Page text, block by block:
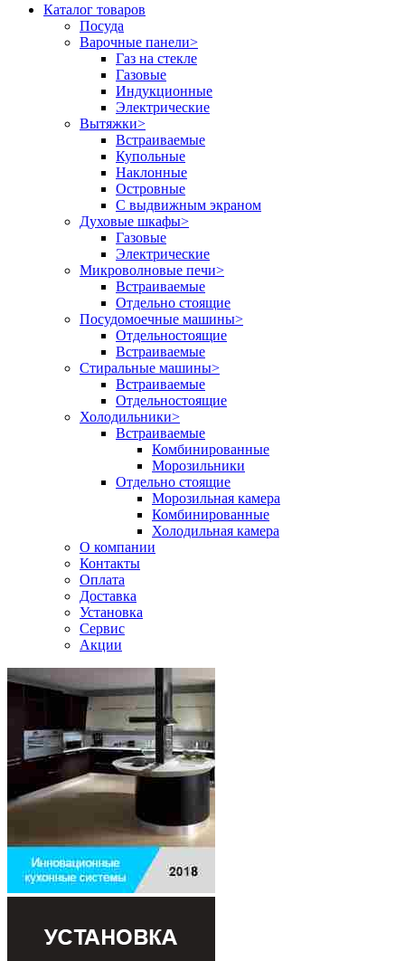
Каталог товаров
Посуда
Варочные панели>
Газ на стекле
Газовые
Индукционные
Электрические
Вытяжки>
Встраиваемые
Купольные
Наклонные
Островные
С выдвижным экраном
Духовые шкафы>
Газовые
Электрические
Микроволновые печи>
Встраиваемые
Отдельно стоящие
Посудомоечные машины>
Отдельностоящие
Встраиваемые
Стиральные машины>
Встраиваемые
Отдельностоящие
Холодильники>
Встраиваемые
Комбинированные
Морозильники
Отдельно стоящие
Морозильная камера
Комбинированные
Холодильная камера
О компании
Контакты
Оплата
Доставка
Установка
Сервис
Акции